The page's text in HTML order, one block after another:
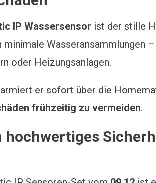
IP Wassersensor ist der stille
minimale Wasseransammlungen
oder Heizungsanlagen.
er sofort über die
frühzeitig zu vermeiden.
hochwertiges